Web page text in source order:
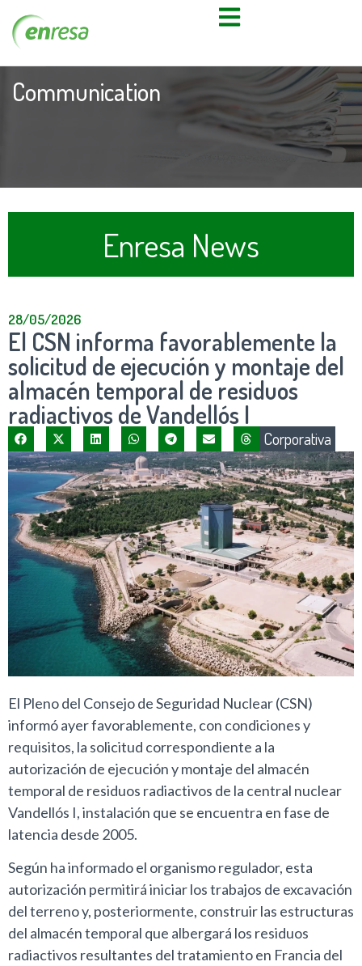
Communication
Enresa News
28/05/2026
El CSN informa favorablemente la
solicitud de ejecución y montaje del
almacén temporal de residuos
radiactivos de Vandellós I
Corporativa
El Pleno del Consejo de Seguridad Nuclear (CSN)
informó ayer favorablemente, con condiciones y
requisitos, la solicitud correspondiente a la
autorización de ejecución y montaje del almacén
temporal de residuos radiactivos de la central nuclear
Vandellós I, instalación que se encuentra en fase de
latencia desde 2005.
Según ha informado el organismo regulador, esta
autorización permitirá iniciar los trabajos de excavación
del terreno y, posteriormente, construir las estructuras
del almacén temporal que albergará los residuos
radiactivos resultantes del tratamiento en Francia del